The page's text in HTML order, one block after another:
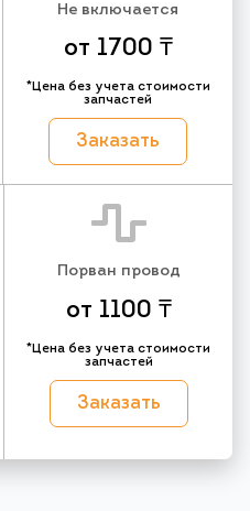
Не включается
от 1700 ₸
*Цена без учета стоимости
запчастей
Заказать
Порван провод
от 1100 ₸
*Цена без учета стоимости
запчастей
Заказать